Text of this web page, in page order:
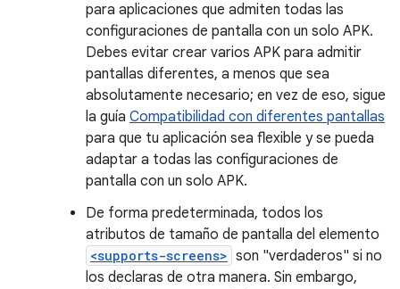
para aplicaciones que admiten todas las
configuraciones de pantalla con un solo APK.
Debes evitar crear varios APK para admitir
pantallas diferentes, a menos que sea
absolutamente necesario; en vez de eso, sigue
la guía Compatibilidad con diferentes pantallas
para que tu aplicación sea flexible y se pueda
adaptar a todas las configuraciones de
pantalla con un solo APK.
De forma predeterminada, todos los
atributos de tamaño de pantalla del elemento
<supports-screens> son "verdaderos" si no
los declaras de otra manera. Sin embargo,